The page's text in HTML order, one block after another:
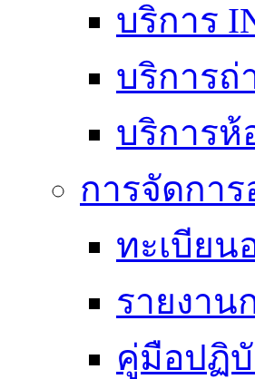
บริการ
บริการถ่
บริการห้
การจัดกา
ทะเบียน
รายงาน
คู่มือปฏิ